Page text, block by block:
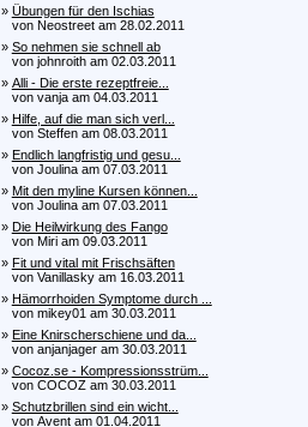
» Übungen für den Ischias
von Neostreet am 28.02.2011
» So nehmen sie schnell ab
von johnroith am 02.03.2011
» Alli - Die erste rezeptfreie...
von vanja am 04.03.2011
» Hilfe, auf die man sich verl...
von Steffen am 08.03.2011
» Endlich langfristig und gesu...
von Joulina am 07.03.2011
» Mit den myline Kursen können...
von Joulina am 07.03.2011
» Die Heilwirkung des Fango
von Miri am 09.03.2011
» Fit und vital mit Frischsäften
von Vanillasky am 16.03.2011
» Hämorrhoiden Symptome durch ...
von mikey01 am 30.03.2011
» Eine Knirscherschiene und da...
von anjanjager am 30.03.2011
» Cocoz.se - Kompressionsstrüm...
von COCOZ am 30.03.2011
» Schutzbrillen sind ein wicht...
von Avent am 01.04.2011